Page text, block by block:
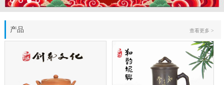
产品 查看更多 >